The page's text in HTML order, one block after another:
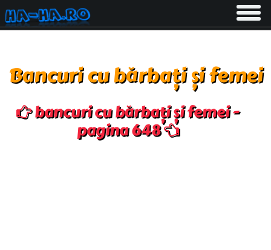
Toggle
Bancuri cu bărbați și femei
bancuri cu bărbați și femei -
pagina 648